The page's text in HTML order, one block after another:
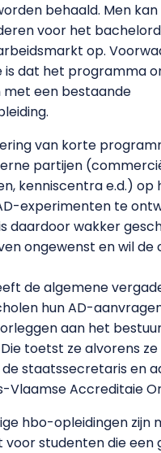
behaald. Men
voor het
op.
dat het programma
een bestaande
van korte
partijen
kenniscentra e.d.) op
experimenten te
daardoor wakker
ongewenst en wil
de algemene
hun AD-
aan het
toetst ze alvorens
staatssecretaris en
Vlaamse Accreditaie
hbo-opleidingen zijn
voor studenten die een